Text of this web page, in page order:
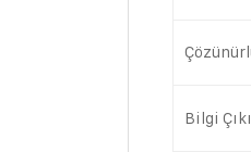
Bilgi